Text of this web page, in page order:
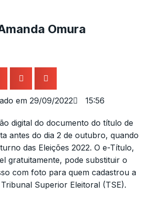
Omura
em 29/09/2022 15:56
digital do documento do título de
antes do dia 2 de outubro, quando
das Eleições 2022. O e-Título,
gratuitamente, pode substituir o
com foto para quem cadastrou a
Superior Eleitoral (TSE).